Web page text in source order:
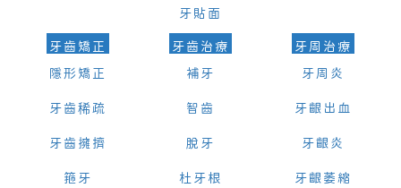
牙貼面
牙齒矯正
隱形矯正
牙齒稀疏
牙齒擁擠
箍牙
牙齒治療
補牙
智齒
脫牙
杜牙根
牙周治療
牙周炎
牙齦出血
牙齦炎
牙齦萎縮